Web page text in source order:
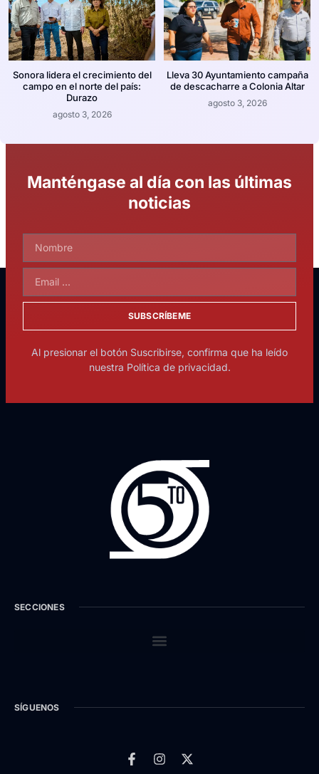
Sonora lidera el crecimiento del
campo en el norte del país:
Durazo
agosto 3, 2026
Lleva 30 Ayuntamiento campaña
de descacharre a Colonia Altar
agosto 3, 2026
Manténgase al día con las últimas
noticias
SUBSCRÍBEME
Al presionar el botón Suscribirse, confirma que ha leído
nuestra Política de privacidad.
SECCIONES
SÍGUENOS